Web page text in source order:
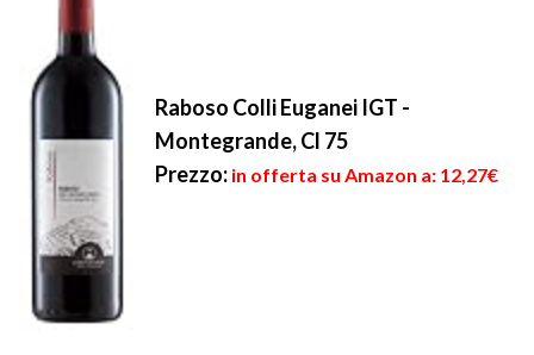
Raboso Colli Euganei IGT -
Montegrande, Cl 75
Prezzo: in offerta su Amazon a: 12,27€